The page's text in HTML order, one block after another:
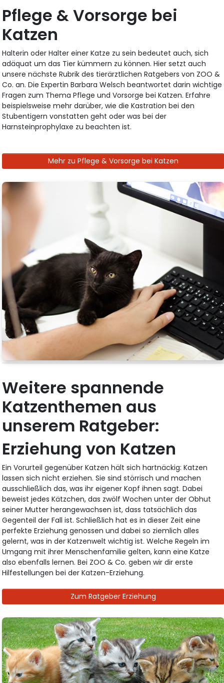
Pflege & Vorsorge bei
Katzen
Halterin oder Halter einer Katze zu sein bedeutet auch, sich
adäquat um das Tier kümmern zu können. Hier setzt auch
unsere nächste Rubrik des tierärztlichen Ratgebers von ZOO &
Co. an. Die Expertin Barbara Welsch beantwortet darin wichtige
Fragen zum Thema Pflege und Vorsorge bei Katzen. Erfahre
beispielsweise mehr darüber, wie die Kastration bei den
Stubentigern vonstatten geht oder was bei der
Harnsteinprophylaxe zu beachten ist.
Mehr zu Pflege & Vorsorge bei Katzen
Weitere spannende
Katzenthemen aus
unserem Ratgeber:
Erziehung von Katzen
Ein Vorurteil gegenüber Katzen hält sich hartnäckig: Katzen
lassen sich nicht erziehen. Sie sind störrisch und machen
ausschließlich das, was ihr eigener Kopf ihnen sagt. Dabei
beweist jedes Kätzchen, das zwölf Wochen unter der Obhut
seiner Mutter herangewachsen ist, dass tatsächlich das
Gegenteil der Fall ist. Schließlich hat es in dieser Zeit eine
perfekte Erziehung genossen und dabei so ziemlich alles
gelernt, was in der Katzenwelt wichtig ist. Welche Regeln im
Umgang mit ihrer Menschenfamilie gelten, kann eine Katze
also ebenfalls lernen. Bei ZOO & Co. geben wir dir erste
Hilfestellungen bei der Katzen-Erziehung.
Zum Ratgeber Erziehung